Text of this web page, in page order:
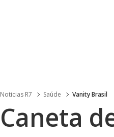
Noticias R7 Saúde Vanity Brasil
Caneta